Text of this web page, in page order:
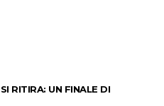
RITIRA: UN FINALE DI